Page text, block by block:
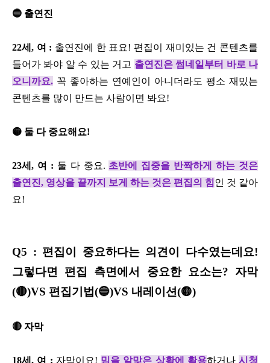
🔵 출연진
22세, 여 : 출연진에 한 표요! 편집이 재미있는 건 콘텐츠를
들어가 봐야 알 수 있는 거고 출연진은 썸네일부터 바로 나
오니까요. 꼭 좋아하는 연예인이 아니더라도 평소 재밌는
콘텐츠를 많이 만드는 사람이면 봐요!
🟡 둘 다 중요해요!
23세, 여 : 둘 다 중요. 초반에 집중을 반짝하게 하는 것은
출연진, 영상을 끝까지 보게 하는 것은 편집의 힘 인 것 같아
요!
Q5 : 편집이 중요하다는 의견이 다수였는데요!
그렇다면 편집 측면에서 중요한 요소는? 자막
(🔴)VS 편집기법(🔵)VS 내레이션(🟡)
🔴 자막
18세, 여 : 자막이요! 밈을 알맞은 상황에 활용하거나 시청